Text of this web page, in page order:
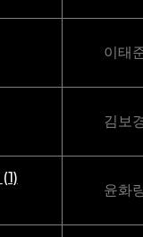
이태
김보
(1)
윤화